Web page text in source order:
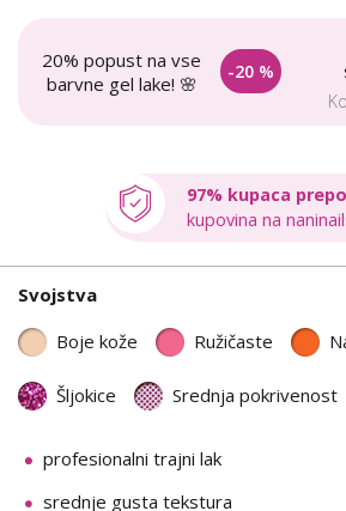
20% popust na vse
barvne gel lake! 🌸
-20 %
97% kupaca
kupovina na
Svojstva
Boje kože Ružičaste
Šljokice Srednja pokrivenost
profesionalni trajni lak
srednje gusta tekstura